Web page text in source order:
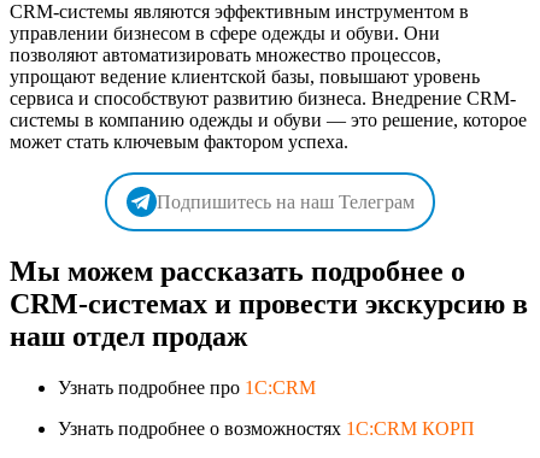
CRM-системы являются эффективным инструментом в
управлении бизнесом в сфере одежды и обуви. Они
позволяют автоматизировать множество процессов,
упрощают ведение клиентской базы, повышают уровень
сервиса и способствуют развитию бизнеса. Внедрение CRM-
системы в компанию одежды и обуви — это решение, которое
может стать ключевым фактором успеха.
Подпишитесь на наш Телеграм
Мы можем рассказать подробнее о
CRM-системах и провести экскурсию в
наш отдел продаж
Узнать подробнее про 1C:CRM
Узнать подробнее о возможностях 1C:CRM КОРП